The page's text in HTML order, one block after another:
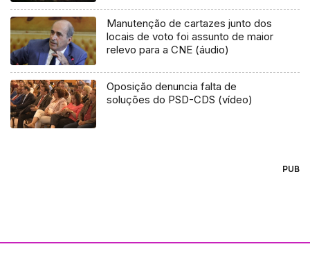
Manutenção de cartazes junto dos
locais de voto foi assunto de maior
relevo para a CNE (áudio)
Oposição denuncia falta de
soluções do PSD-CDS (vídeo)
PUB